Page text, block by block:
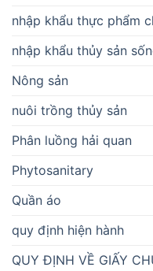
nhập khẩu thực phẩm
nhập khẩu thủy sản
Nông sản
nuôi trồng thủy sản
Phân luồng hải quan
Phytosanitary
Quần áo
quy định hiện hành
QUY ĐỊNH VỀ GIẤY